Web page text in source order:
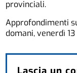
provinciali.
Approfondimenti
domani, venerdì
Lascia un